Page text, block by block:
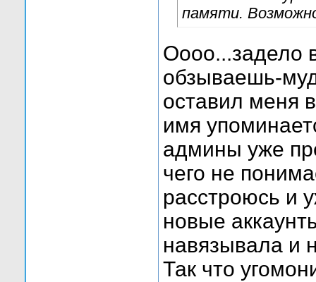
памяти.
Оооо...задело
обзываешь-
оставил меня
имя
админы уже
чего не
расстроюсь и
новые
навязывала и
Так что